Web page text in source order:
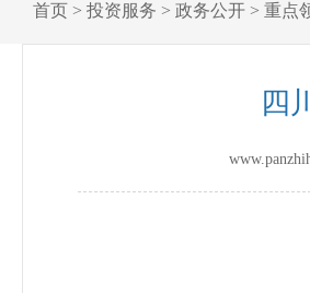
首页 > 投资服务 > 政务公开 > 重点
四